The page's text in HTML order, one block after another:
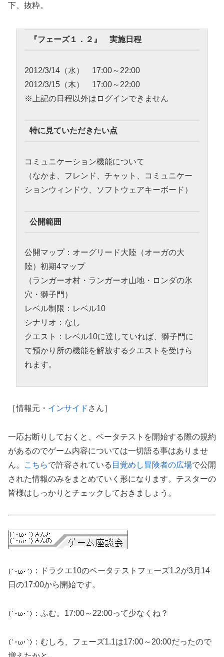
下、抜粋。
『フェーズ１．２』 実施日程
2012/3/14（水） 17:00～22:00
2012/3/15（木） 17:00～22:00
※上記の日程以外はログインできません
特に見ていただきたい点
コミュニケーション機能について
（なかま、フレンド、チャット、コミュニケー
ションウィンドウ、ソフトウェアキーボード）
公開範囲
公開マップ：オーグリード大陸（オーガの大
陸）初期4マップ
（ランガーオ村・ランガーオ山地・ロンダの氷
穴・獅子門）
レベル制限：レベル10
シナリオ：なし
クエスト：レベル10に達していれば、獅子門に
て預かり所の機能を解放するクエストを受けら
れます。
［情報元・ インサイド さん］
一応お断りしておくと、ベータテストを開始する際の規約
があるのでゲーム内容については一切語る事はありませ
ん。
こちらで許容されている 目覚めし冒険者の広場で公開
された情報のみをまとめていく形になります。テスターの
皆様はしっかりとチェックしておきましょう。
：ドラクエ10のベータテストフェーズ1.2が3月14
日の17:00から開始です。
：ふむ。17:00～22:00って少なくね？
：むしろ、フェーズ1.1は17:00～20:00だったので